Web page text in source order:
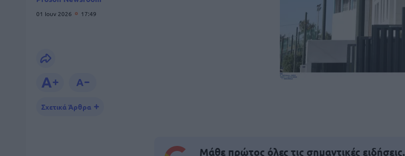
01 Ιουν 2026 17:49
Σχετικά Άρθρα
Μάθε πρώτος όλες τις σημαντικές ειδήσεις.